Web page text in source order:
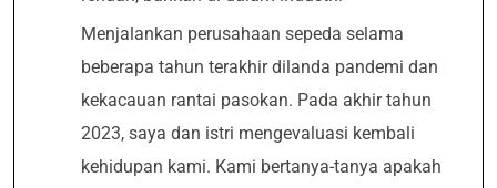
Menjalankan perusahaan sepeda selama
beberapa tahun terakhir dilanda pandemi dan
kekacauan rantai pasokan. Pada akhir tahun
2023, saya dan istri mengevaluasi kembali
kehidupan kami. Kami bertanya-tanya apakah